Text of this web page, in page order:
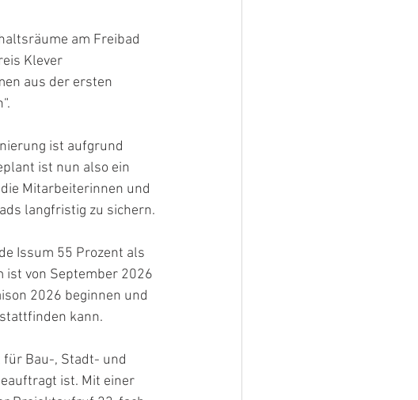
am Freibad
Klever
aus der ersten
ist aufgrund
ist nun also ein
Mitarbeiterinnen und
langfristig zu sichern.
Issum 55 Prozent als
ist von September 2026
2026 beginnen und
kann.
Bau-, Stadt- und
ist. Mit einer